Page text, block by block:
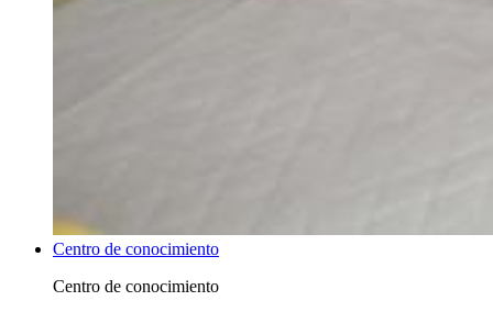
Centro de conocimiento
Centro de conocimiento